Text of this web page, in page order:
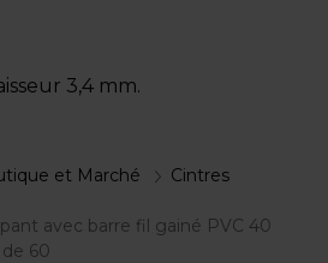
3,4 mm.
et Marché
Cintres
avec barre fil gainé PVC 40
60